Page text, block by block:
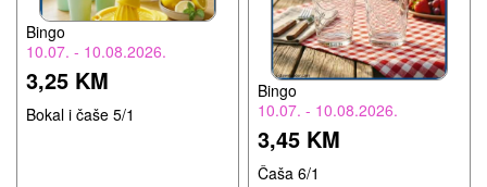
Bingo
10.07. - 10.08.2026.
3,25 KM
Bokal i čaše 5/1
Bingo
10.07. - 10.08.2026.
3,45 KM
Čaša 6/1